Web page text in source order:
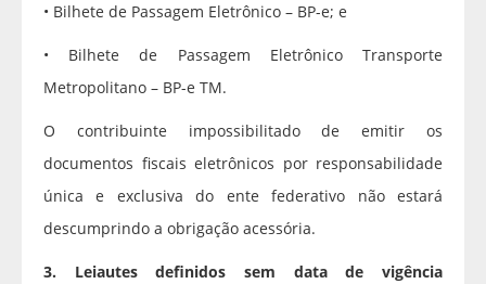
• Bilhete de Passagem Eletrônico – BP-e; e
• Bilhete de Passagem Eletrônico Transporte
Metropolitano – BP-e TM.
O contribuinte impossibilitado de emitir os
documentos fiscais eletrônicos por responsabilidade
única e exclusiva do ente federativo não estará
descumprindo a obrigação acessória.
3. Leiautes definidos sem data de vigência